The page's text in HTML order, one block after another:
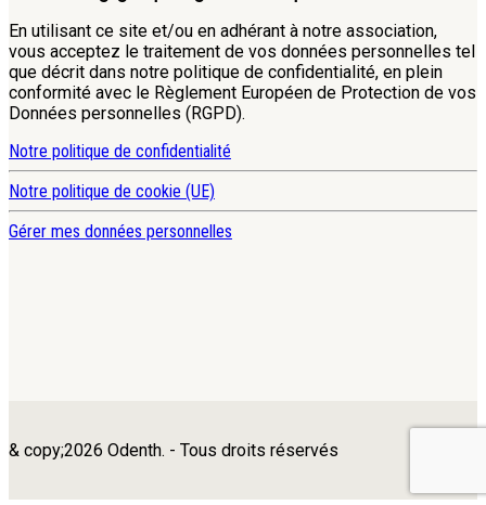
En utilisant ce site et/ou en adhérant à notre association,
vous acceptez le traitement de vos données personnelles tel
que décrit dans notre politique de confidentialité, en plein
conformité avec le Règlement Européen de Protection de vos
Données personnelles (RGPD).
Notre politique de confidentialité
Notre politique de cookie (UE)
Gérer mes données personnelles
& copy;2026 Odenth. - Tous droits réservés